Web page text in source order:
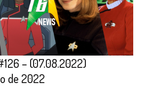
– (07.08.2022)
de 2022